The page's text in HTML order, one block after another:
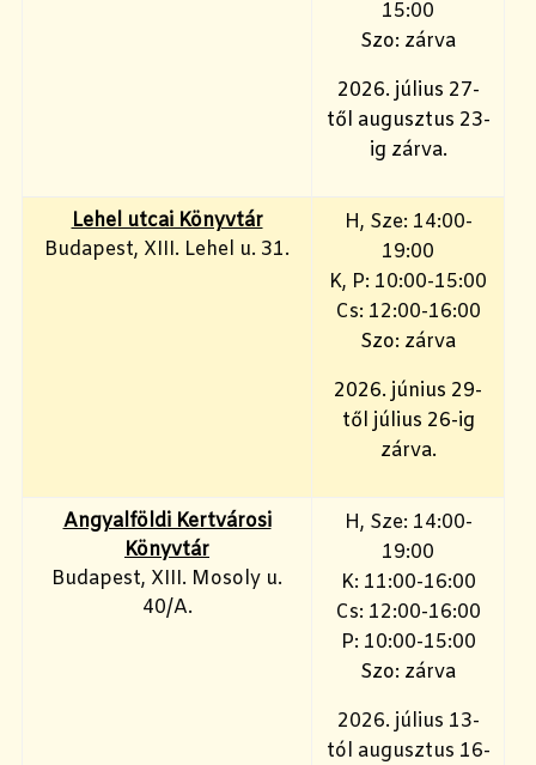
15:00
Szo: zárva
2026. július 27-
től augusztus 23-
ig zárva.
Lehel utcai Könyvtár
Budapest, XIII. Lehel u. 31.
H, Sze: 14:00-
19:00
K, P: 10:00-15:00
Cs: 12:00-16:00
Szo: zárva
2026. június 29-
től július 26-ig
zárva.
Angyalföldi Kertvárosi
Könyvtár
Budapest, XIII. Mosoly u.
40/A.
H, Sze: 14:00-
19:00
K: 11:00-16:00
Cs: 12:00-16:00
P: 10:00-15:00
Szo: zárva
2026. július 13-
tól augusztus 16-